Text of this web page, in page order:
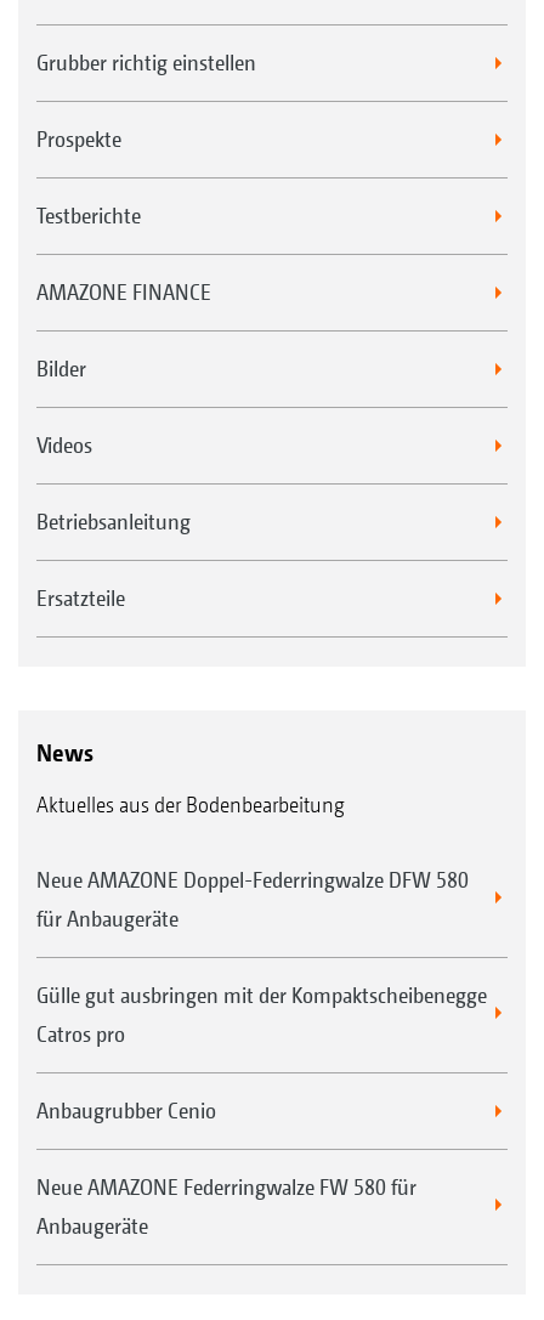
Grubber richtig einstellen
Prospekte
Testberichte
AMAZONE FINANCE
Bilder
Videos
Betriebsanleitung
Ersatzteile
News
Aktuelles aus der Bodenbearbeitung
Neue AMAZONE Doppel-Federringwalze DFW 580
für Anbaugeräte
Gülle gut ausbringen mit der Kompaktscheibenegge
Catros pro
Anbaugrubber Cenio
Neue AMAZONE Federringwalze FW 580 für
Anbaugeräte